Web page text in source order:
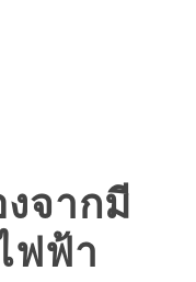
จากมี
ฟฟ้า